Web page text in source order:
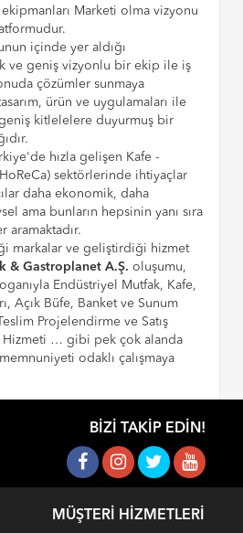
Marketi olma vizyonu
içinde yer aldığı
ve geniş vizyonlu bir ekip ile iş
çözümler sunmaya
ürün ve uygulamaları ile
geniş kitlelelere duyurmuş bir
hızla gelişen Kafe -
sektörlerinde ihtiyaçlar
daha ekonomik, daha
ama bunların hepsinin yanı sıra
aramaktadır.
markalar ve geliştirdiği hizmet
& Gastroplanet A.Ş. oluşumu,
Endüstriyel Mutfak, Kafe,
Açık Büfe, Banket ve Sunum
Projelendirme ve Satış
Hizmeti … gibi pek çok alanda
odaklı çalışmaya
BIZI TAKIP EDIN!
MÜŞTERI HIZMETLERI